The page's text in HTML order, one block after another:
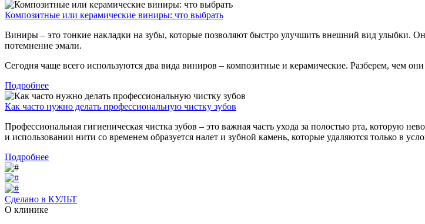
Композитные или керамические виниры: что выбрать
Виниры – это тонкие накладки на зубы, которые позволяют быстро улучшить внешний вид улыбки.
потемнение эмали.
Сегодня чаще всего используются два вида виниров – композитные и керамические. Разберем, чем
Подробнее
Как часто нужно делать профессиональную чистку зубов
Профессиональная гигиеническая чистка зубов – это важная часть ухода за полостью рта, которую
и использовании нити со временем образуется налет и зубной камень, которые удаляются только в
Подробнее
Сделано в КУЛЬТ
О клинике